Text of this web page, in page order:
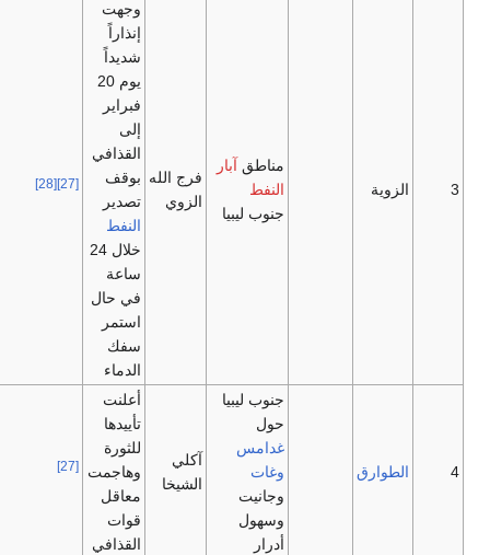
الزوية
مناطقآبار
النفط
جنوب ليبيا
فرج الله
الزوي
وجهت
إنذاراً
شديداً
يوم 20
فبراير
إلى
القذافي
بوقف
تصدير
النفط
خلال 24
ساعة
في حال
استمر
سفك
الدماء
[28]
الطوارق
جنوب ليبيا
حول
غدامس
وغات
وجانيت
وسهول
أدرار
آكلي
الشيخا
أعلنت
تأييدها
للثورة
وهاجمت
معاقل
قوات
القذافي